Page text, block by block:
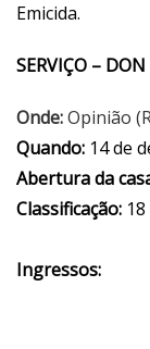
Emicida.
SERVIÇO –
Onde:Opinião
Quando: 14 de
Abertura da
Classificação:
Ingressos: